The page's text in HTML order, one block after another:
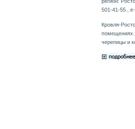
501-41-55 ,
Кровля-
помещениях.
черепицы и